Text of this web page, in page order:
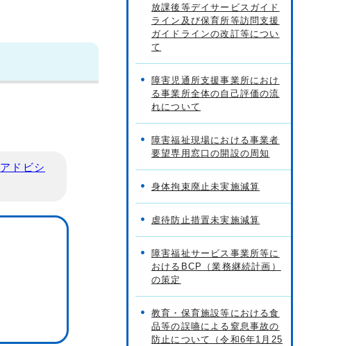
アドビシ
放課後等デイサービスガイド
ライン及び保育所等訪問支援
ガイドラインの改訂等につい
て
障害児通所支援事業所におけ
る事業所全体の自己評価の流
れについて
障害福祉現場における事業者
要望専用窓口の開設の周知
身体拘束廃止未実施減算
虐待防止措置未実施減算
障害福祉サービス事業所等に
おけるBCP（業務継続計画）
の策定
教育・保育施設等における食
品等の誤嚥による窒息事故の
防止について（令和6年1月25